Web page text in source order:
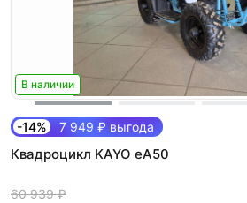
В наличии
-14% 7 949 ₽ выгода
Квадроцикл KAYO еA50
60 939 ₽